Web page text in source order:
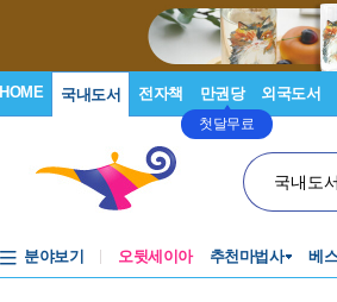
HOME 국내도서 전자책 만권당
첫달무료
외국도서
국내도
분야보기 오뒷세이아 추천마법사 베